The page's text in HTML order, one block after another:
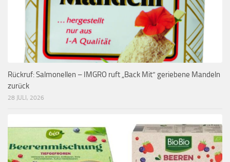
Rückruf: Salmonellen – IMGRO ruft „Back Mit“ geriebene Mandeln
zurück
28 JULI, 2026